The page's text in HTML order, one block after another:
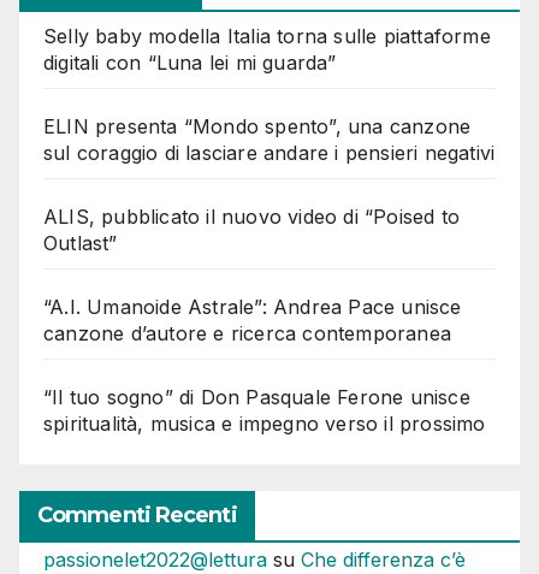
Selly baby modella Italia torna sulle piattaforme
digitali con “Luna lei mi guarda”
ELIN presenta “Mondo spento”, una canzone
sul coraggio di lasciare andare i pensieri negativi
ALIS, pubblicato il nuovo video di “Poised to
Outlast”
“A.I. Umanoide Astrale”: Andrea Pace unisce
canzone d’autore e ricerca contemporanea
“Il tuo sogno” di Don Pasquale Ferone unisce
spiritualità, musica e impegno verso il prossimo
Commenti Recenti
passionelet2022@lettura su Che differenza c’è